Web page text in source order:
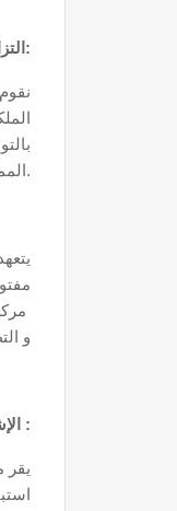
التزام المدرب بحقوق الملكية الفكرية عند كتابة محتوى الدورة:
المملكة العربية السعودية.
و
الإشارة الى التزام الجهة بفحص محتوى جميع البرامج التدريبية و اعمال المتدربين :
يقر